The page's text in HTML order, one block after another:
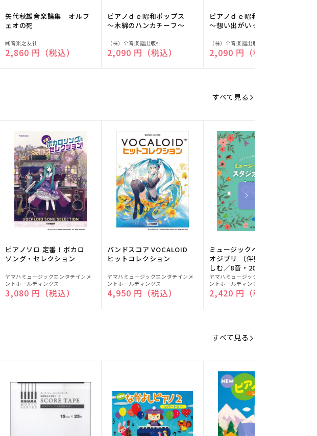
矢代秋雄音楽論集 オルフ
ェオの死
販
売
㈱音楽之友社
通常価格
2,860 円（税込）
ピアノｄｅ昭和ポップス
～木綿のハンカチーフ～
販
売
（株）全音楽譜出版社
通常価格
2,090 円（税込）
ピアノｄｅ昭和ポップス
～想い出がいっぱい～
販
売
（株）全音楽譜出版社
通常価格
2,090 円（税込）
すべて見る
ピアノソロ 定番！ボカロ
ソング・セレクション
販
売
元:
ヤマハミュージックエンタテインメ
ントホールディングス
通常価格
3,080 円（税込）
バンドスコア VOCALOID
ヒットコレクション
販
売
元:
ヤマハミュージックエンタテインメ
ントホールディングス
通常価格
4,950 円（税込）
ミュージックベルでスタジ
オジブリ （伴奏音源と楽
しむ／8音・20音ベル対応
／ドレミふりがな付）
販
売
元:
ヤマハミュージックエンタテインメ
ントホールディングス
通常価格
2,420 円（税込）
すべて見る